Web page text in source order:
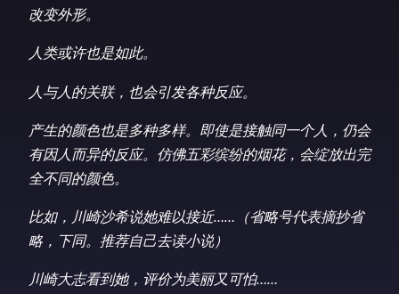
改变外形。
人类或许也是如此。
人与人的关联，也会引发各种反应。
产生的颜色也是多种多样。即使是接触同一个人，仍会
有因人而异的反应。仿佛五彩缤纷的烟花，会绽放出完
全不同的颜色。
比如，川崎沙希说她难以接近……（省略号代表摘抄省
略，下同。推荐自己去读小说）
川崎大志看到她，评价为美丽又可怕……